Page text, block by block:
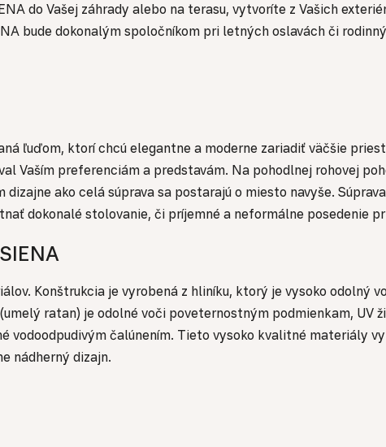
do Vašej záhrady alebo na terasu, vytvoríte z Vašich
bude dokonalým spoločníkom pri letných oslavách či
ľuďom, ktorí chcú elegantne a moderne zariadiť väčšie
Vaším preferenciám a predstavám. Na pohodlnej rohovej
ako celá súprava sa postarajú o miesto navyše.
dokonalé stolovanie, či príjemné a neformálne posedenie
Konštrukcia je vyrobená z hliníku, ktorý je vysoko odolný
ratan) je odolné voči poveternostným podmienkam, UV
vodoodpudivým čalúnením. Tieto vysoko kvalitné materiály
nádherný dizajn.